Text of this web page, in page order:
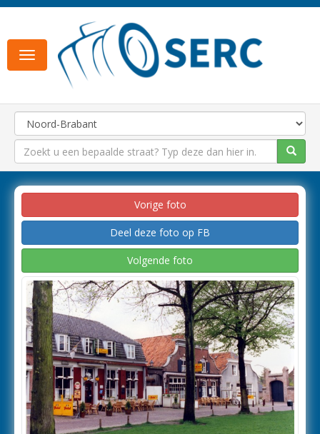
Toggle
navigation
Vorige foto
Deel deze foto op FB
Volgende foto